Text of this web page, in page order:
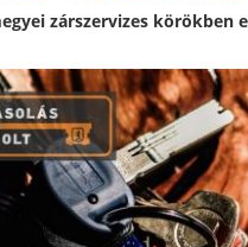
zárszervizes körökben